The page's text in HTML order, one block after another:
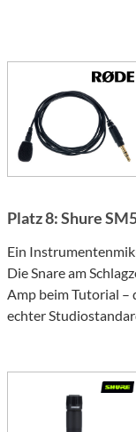
Platz 8: Shure
Ein
Die Snare am
Amp beim Tutorial –
echter